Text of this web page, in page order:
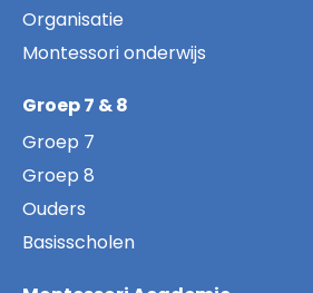
Organisatie
Montessori onderwijs
Groep 7 & 8
Groep 7
Groep 8
Ouders
Basisscholen